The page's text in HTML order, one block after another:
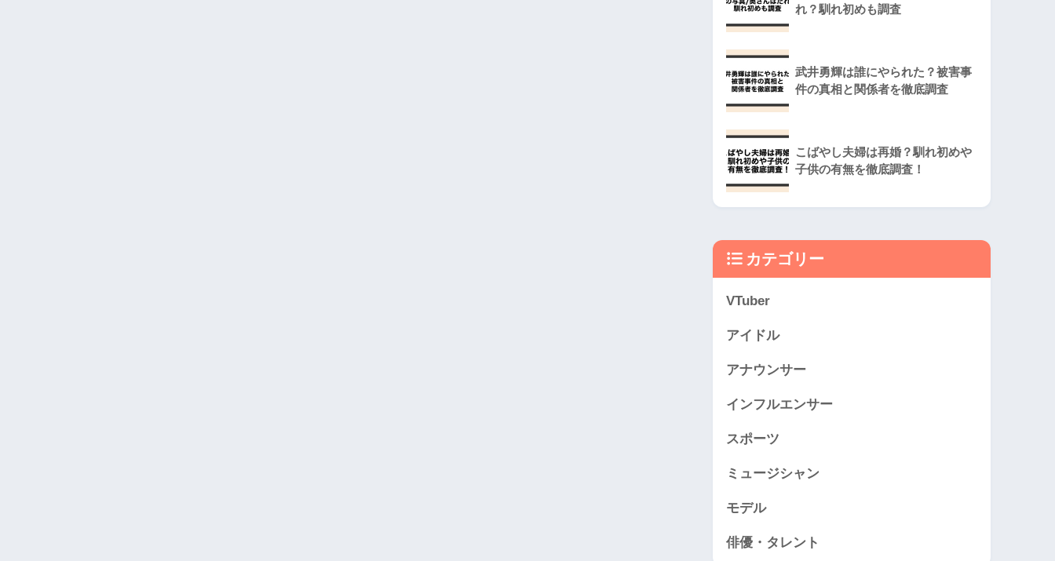
れ？馴れ初めも調査
武井勇輝は誰にやられた？被害事
件の真相と関係者を徹底調査
こばやし夫婦は再婚？馴れ初めや
子供の有無を徹底調査！
カテゴリー
VTuber
アイドル
アナウンサー
インフルエンサー
スポーツ
ミュージシャン
モデル
俳優・タレント